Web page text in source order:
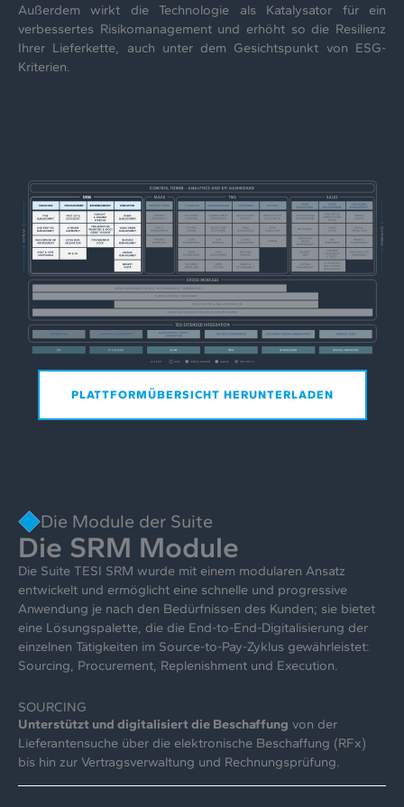
Außerdem wirkt die Technologie als Katalysator für ein
verbessertes Risikomanagement und erhöht so die Resilienz
Ihrer Lieferkette, auch unter dem Gesichtspunkt von ESG-
Kriterien.
PLATTFORMÜBERSICHT HERUNTERLADEN
Die Module der Suite
Die SRM Module
Die Suite TESI SRM wurde mit einem modularen Ansatz
entwickelt und ermöglicht eine schnelle und progressive
Anwendung je nach den Bedürfnissen des Kunden; sie bietet
eine Lösungspalette, die die End-to-End-Digitalisierung der
einzelnen Tätigkeiten im Source-to-Pay-Zyklus gewährleistet:
Sourcing, Procurement, Replenishment und Execution.
SOURCING
Unterstützt und digitalisiert die Beschaffung von der
Lieferantensuche über die elektronische Beschaffung (RFx)
bis hin zur Vertragsverwaltung und Rechnungsprüfung.